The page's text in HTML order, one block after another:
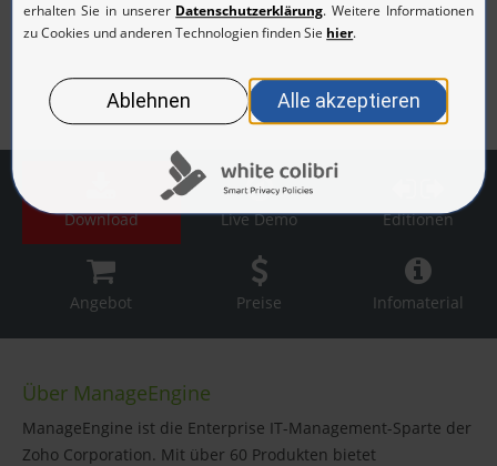
Download Live Demo Editionen
Angebot Preise Infomaterial
Über ManageEngine
ManageEngine ist die Enterprise IT-Management-Sparte der
Zoho Corporation. Mit über 60 Produkten bietet